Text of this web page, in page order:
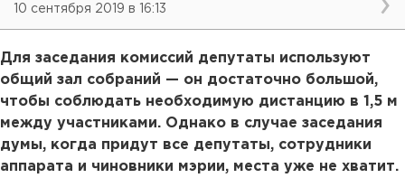
10 сентября 2019 в 16:13
Для заседания комиссий депутаты используют
общий зал собраний — он достаточно большой,
чтобы соблюдать необходимую дистанцию в 1,5 м
между участниками. Однако в случае заседания
думы, когда придут все депутаты, сотрудники
аппарата и чиновники мэрии, места уже не хватит.